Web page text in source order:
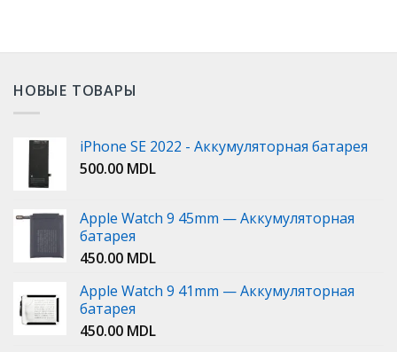
НОВЫЕ ТОВАРЫ
iPhone SE 2022 - Аккумуляторная батарея
500.00 MDL
Apple Watch 9 45mm — Аккумуляторная
батарея
450.00 MDL
Apple Watch 9 41mm — Аккумуляторная
батарея
450.00 MDL